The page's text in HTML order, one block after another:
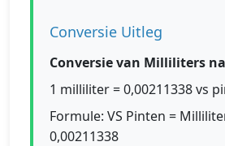
Conversie Uitleg
Conversie van Milliliters
1 milliliter = 0,00211338 vs
Formule: VS Pinten =
0,00211338